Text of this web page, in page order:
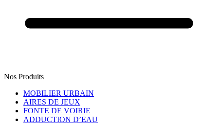
Nos Produits
MOBILIER URBAIN
AIRES DE JEUX
FONTE DE VOIRIE
ADDUCTION D’EAU